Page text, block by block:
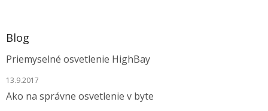
Blog
Priemyselné osvetlenie HighBay
13.9.2017
Ako na správne osvetlenie v byte